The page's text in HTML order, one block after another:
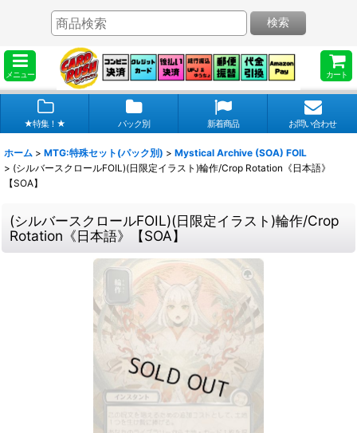
メニュー カート
検索
★特集！★ パック別 新着商品 お問い合わせ
ホーム > MTG:特殊セット(パック別) > Mystical Archive (SOA) FOIL
> (シルバースクロールFOIL)(日限定イラスト)輪作/Crop Rotation《日本語》
【SOA】
(シルバースクロールFOIL)(日限定イラスト)輪作/Crop
Rotation《日本語》【SOA】